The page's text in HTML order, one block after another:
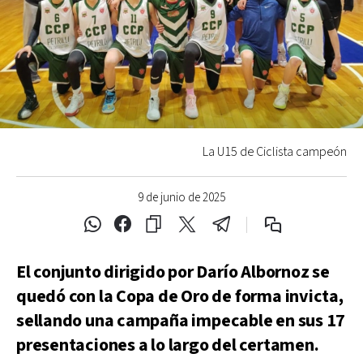
9 de junio de 2025
La U15 de Ciclista campeón
El conjunto dirigido por Darío Albornoz se
quedó con la Copa de Oro de forma invicta,
sellando una campaña impecable en sus 17
presentaciones a lo largo del certamen.